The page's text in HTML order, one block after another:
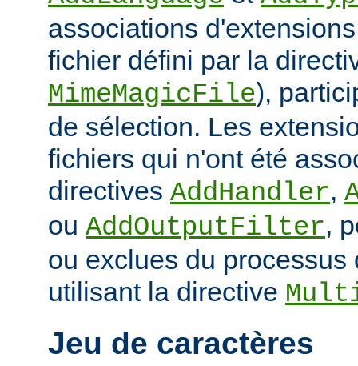
associations
fichier défini par la
MimeMagicFile),
de sélection. Les
fichiers qui n'ont été
directives AddHandler,
ou AddOutputFilter,
ou exclues du processus
utilisant la directive
Jeu de caractères